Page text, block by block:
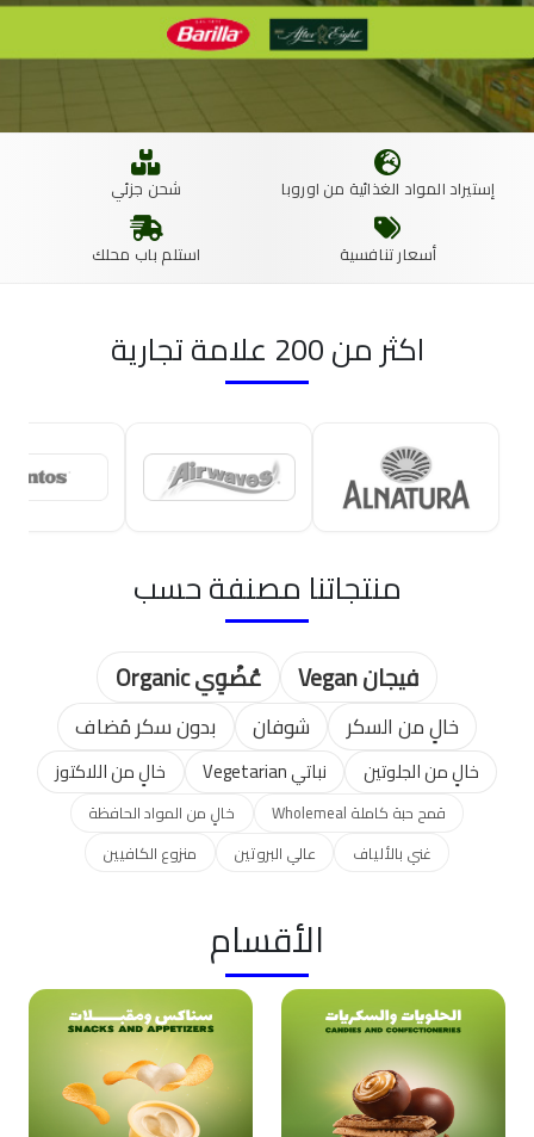
إستيراد المواد الغذائية من اوروبا شحن جزئي
أسعار تنافسية استلم باب محلك
اكثر من 200 علامة تجارية
منتجاتنا مصنفة حسب
فيجان Vegan عُضْوِي Organic
خالٍ من السكر شوفان بدون سكر مُضاف
خالٍ من الجلوتين نباتي Vegetarian خالٍ من اللاكتوز
قمح حبة كاملة Wholemeal
خالٍ من المواد الحافظة
غني بالألياف
عالي البروتين منزوع الكافيين
الأقسام